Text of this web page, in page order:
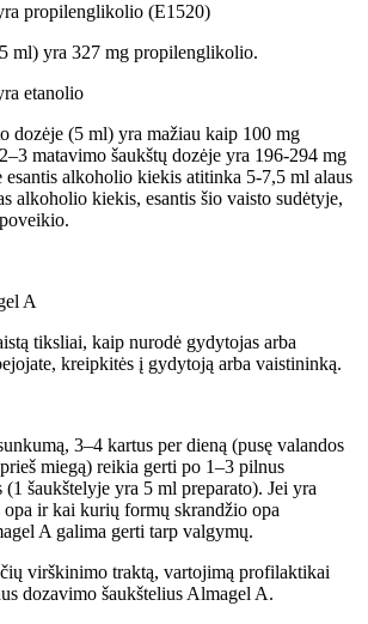
propilenglikolio (E1520)
ml) yra 327 mg propilenglikolio.
etanolio
dozėje (5 ml) yra mažiau kaip 100 mg
matavimo šaukštų dozėje yra 196-294 mg
esantis alkoholio kiekis atitinka 5-7,5 ml alaus
alkoholio kiekis, esantis šio vaisto sudėtyje,
A
tiksliai, kaip nurodė gydytojas arba
kreipkitės į gydytoją arba vaistininką.
3–4 kartus per dieną (pusę valandos
miegą) reikia gerti po 1–3 pilnus
(1 šaukštelyje yra 5 ml preparato). Jei yra
ir kai kurių formų skrandžio opa
A galima gerti tarp valgymų.
virškinimo traktą, vartojimą profilaktikai
dozavimo šaukštelius Almagel A.